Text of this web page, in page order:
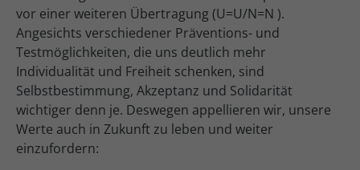
vor einer weiteren Übertragung (U=U/N=N ).
Angesichts verschiedener Präventions- und
Testmöglichkeiten, die uns deutlich mehr
Individualität und Freiheit schenken, sind
Selbstbestimmung, Akzeptanz und Solidarität
wichtiger denn je. Deswegen appellieren wir, unsere
Werte auch in Zukunft zu leben und weiter
einzufordern: